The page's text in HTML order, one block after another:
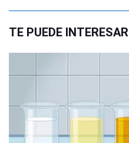
TE PUEDE INTERESAR